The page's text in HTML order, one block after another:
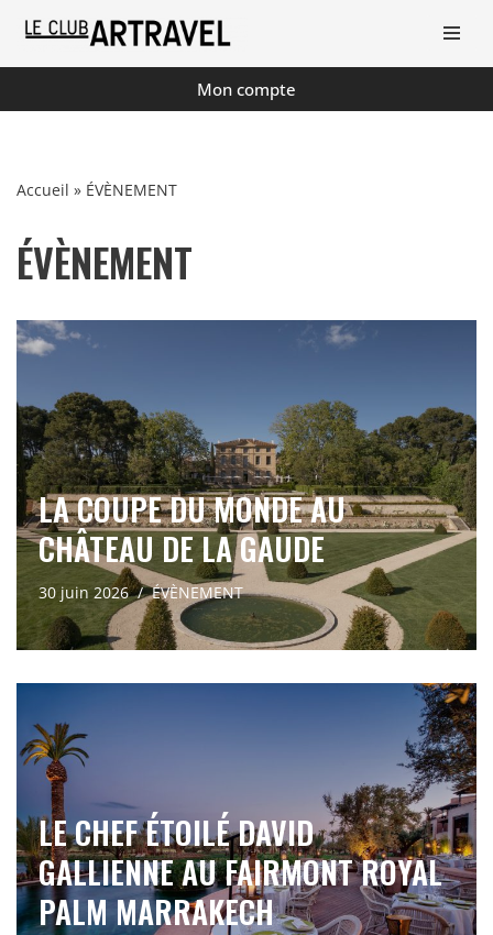
contenu
Mon compte
Accueil » ÉVÈNEMENT
ÉVÈNEMENT
LA COUPE DU MONDE AU
CHÂTEAU DE LA GAUDE
30 juin 2026 ÉVÈNEMENT
LE CHEF ÉTOILÉ DAVID
GALLIENNE AU FAIRMONT ROYAL
PALM MARRAKECH